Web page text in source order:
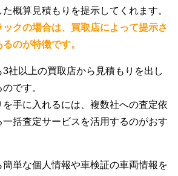
概算見積もりを提示してくれます。
クの場合は、買取店によって提示さ
のが特徴です。
社以上の買取店から見積もりを出し
です。
手に入れるには、複数社への査定依
括査定サービスを活用するのがおす
単な個人情報や車検証の車両情報を